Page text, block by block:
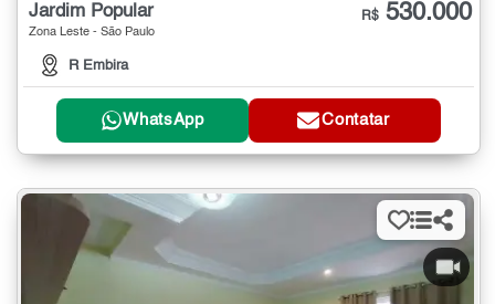
Jardim Popular
Zona Leste - São Paulo
R Embira
R$ 530.000
WhatsApp Contatar